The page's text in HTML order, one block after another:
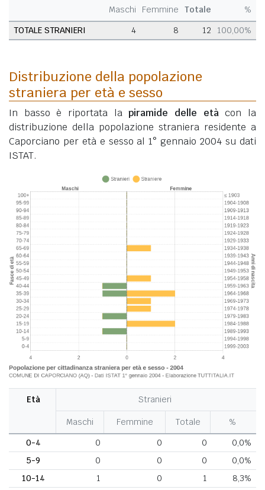
Maschi Femmine Totale
%
TOTALE STRANIERI
4 8 12 100,00%
Distribuzione della popolazione
straniera per età e sesso
In basso è riportata lapiramide delle etàcon la
distribuzione della popolazione straniera residente a
Caporciano per età e sesso al 1° gennaio 2004 su dati
ISTAT.
Età Stranieri
Maschi Femmine Totale
%
0-4
0 0 0
0,0%
5-9
0 0 0
0,0%
10-14
1 0 1
8,3%